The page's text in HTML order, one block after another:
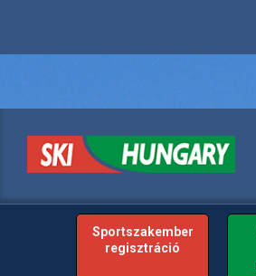
Sportszakember
regisztráció